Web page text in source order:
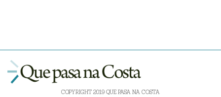
COPYRIGHT 2019 QUE PASA NA COSTA